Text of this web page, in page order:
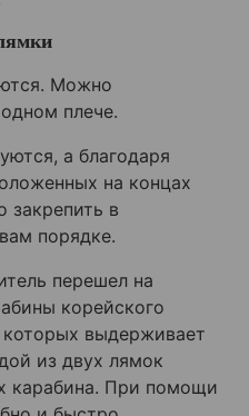
Можно
плече.
а благодаря
на концах
закрепить в
порядке.
перешел на
корейского
выдерживает
из двух лямок
карабина. При помощи